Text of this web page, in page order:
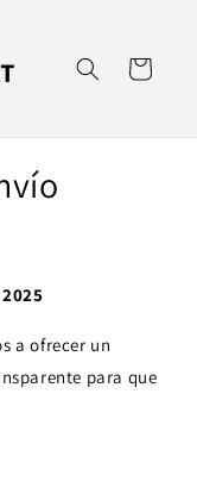
Carrito
a ofrecer un
para que